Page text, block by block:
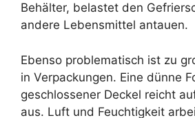
Behälter, belastet den
andere Lebensmittel antauen.
Ebenso problematisch ist zu
in Verpackungen. Eine dünne
geschlossener Deckel reicht
aus. Luft und Feuchtigkeit